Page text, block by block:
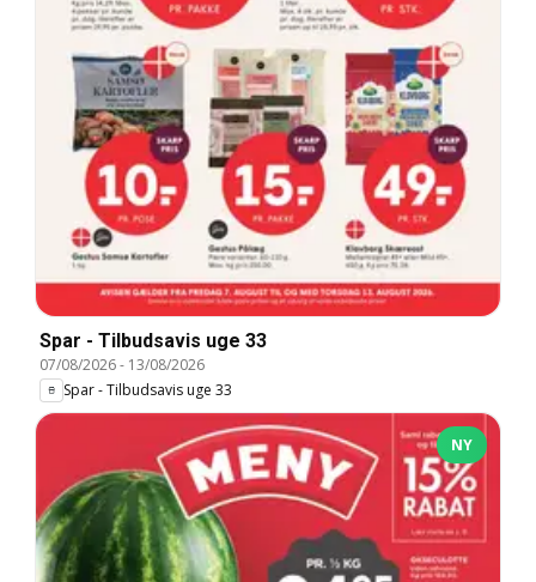
Spar - Tilbudsavis uge 33
07/08/2026- 13/08/2026
Spar - Tilbudsavis uge 33
NY